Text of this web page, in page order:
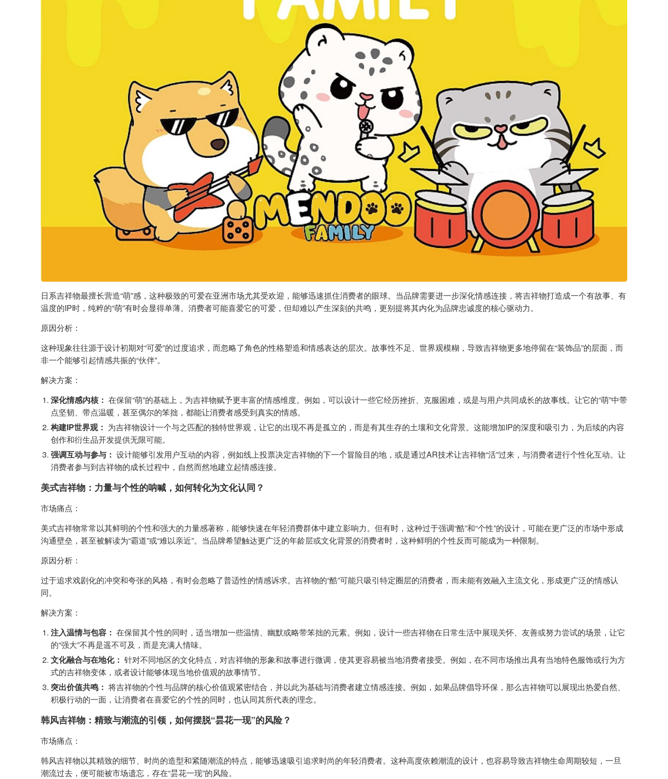
日系吉祥物最擅长营造“萌”感，这种极致的可爱在亚洲市场尤其受欢迎，能够迅速抓住消费者的眼球。当品牌需要进一步深化情感连接，将吉祥物打造成一个有故事、有
温度的IP时，纯粹的“萌”有时会显得单薄。消费者可能喜爱它的可爱，但却难以产生深刻的共鸣，更别提将其内化为品牌忠诚度的核心驱动力。
原因分析：
这种现象往往源于设计初期对“可爱”的过度追求，而忽略了角色的性格塑造和情感表达的层次。故事性不足、世界观模糊，导致吉祥物更多地停留在“装饰品”的层面，而
非一个能够引起情感共振的“伙伴”。
解决方案：
深化情感内核： 在保留“萌”的基础上，为吉祥物赋予更丰富的情感维度。例如，可以设计一些它经历挫折、克服困难，或是与用户共同成长的故事线。让它的“萌”中带
点坚韧、带点温暖，甚至偶尔的笨拙，都能让消费者感受到真实的情感。
构建IP世界观： 为吉祥物设计一个与之匹配的独特世界观，让它的出现不再是孤立的，而是有其生存的土壤和文化背景。这能增加IP的深度和吸引力，为后续的内容
创作和衍生品开发提供无限可能。
强调互动与参与： 设计能够引发用户互动的内容，例如线上投票决定吉祥物的下一个冒险目的地，或是通过AR技术让吉祥物“活”过来，与消费者进行个性化互动。让
消费者参与到吉祥物的成长过程中，自然而然地建立起情感连接。
美式吉祥物：力量与个性的呐喊，如何转化为文化认同？
市场痛点：
美式吉祥物常常以其鲜明的个性和强大的力量感著称，能够快速在年轻消费群体中建立影响力。但有时，这种过于强调“酷”和“个性”的设计，可能在更广泛的市场中形成
沟通壁垒，甚至被解读为“霸道”或“难以亲近”。当品牌希望触达更广泛的年龄层或文化背景的消费者时，这种鲜明的个性反而可能成为一种限制。
原因分析：
过于追求戏剧化的冲突和夸张的风格，有时会忽略了普适性的情感诉求。吉祥物的“酷”可能只吸引特定圈层的消费者，而未能有效融入主流文化，形成更广泛的情感认
同。
解决方案：
注入温情与包容： 在保留其个性的同时，适当增加一些温情、幽默或略带笨拙的元素。例如，设计一些吉祥物在日常生活中展现关怀、友善或努力尝试的场景，让它
的“强大”不再是遥不可及，而是充满人情味。
文化融合与在地化： 针对不同地区的文化特点，对吉祥物的形象和故事进行微调，使其更容易被当地消费者接受。例如，在不同市场推出具有当地特色服饰或行为方
式的吉祥物变体，或者设计能够体现当地价值观的故事情节。
突出价值共鸣： 将吉祥物的个性与品牌的核心价值观紧密结合，并以此为基础与消费者建立情感连接。例如，如果品牌倡导环保，那么吉祥物可以展现出热爱自然、
积极行动的一面，让消费者在喜爱它的个性的同时，也认同其所代表的理念。
韩风吉祥物：精致与潮流的引领，如何摆脱“昙花一现”的风险？
市场痛点：
韩风吉祥物以其精致的细节、时尚的造型和紧随潮流的特点，能够迅速吸引追求时尚的年轻消费者。这种高度依赖潮流的设计，也容易导致吉祥物生命周期较短，一旦
潮流过去，便可能被市场遗忘，存在“昙花一现”的风险。